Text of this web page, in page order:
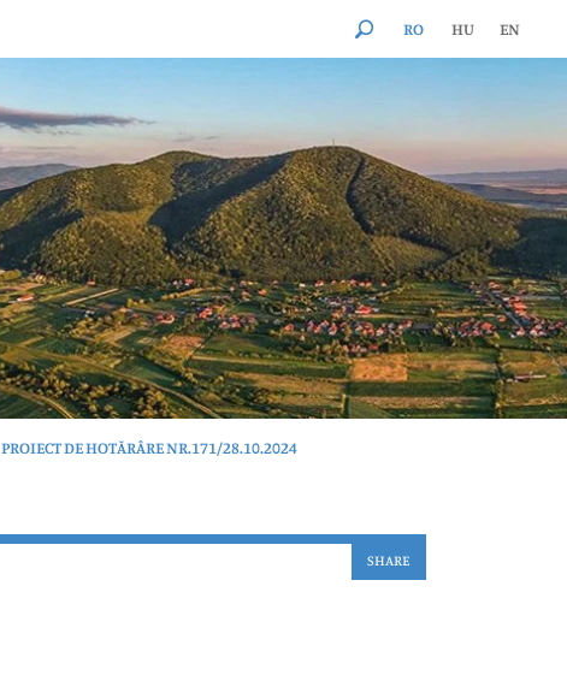
RO HU EN
PROIECT DE HOTĂRÂRE NR.171/28.10.2024
SHARE